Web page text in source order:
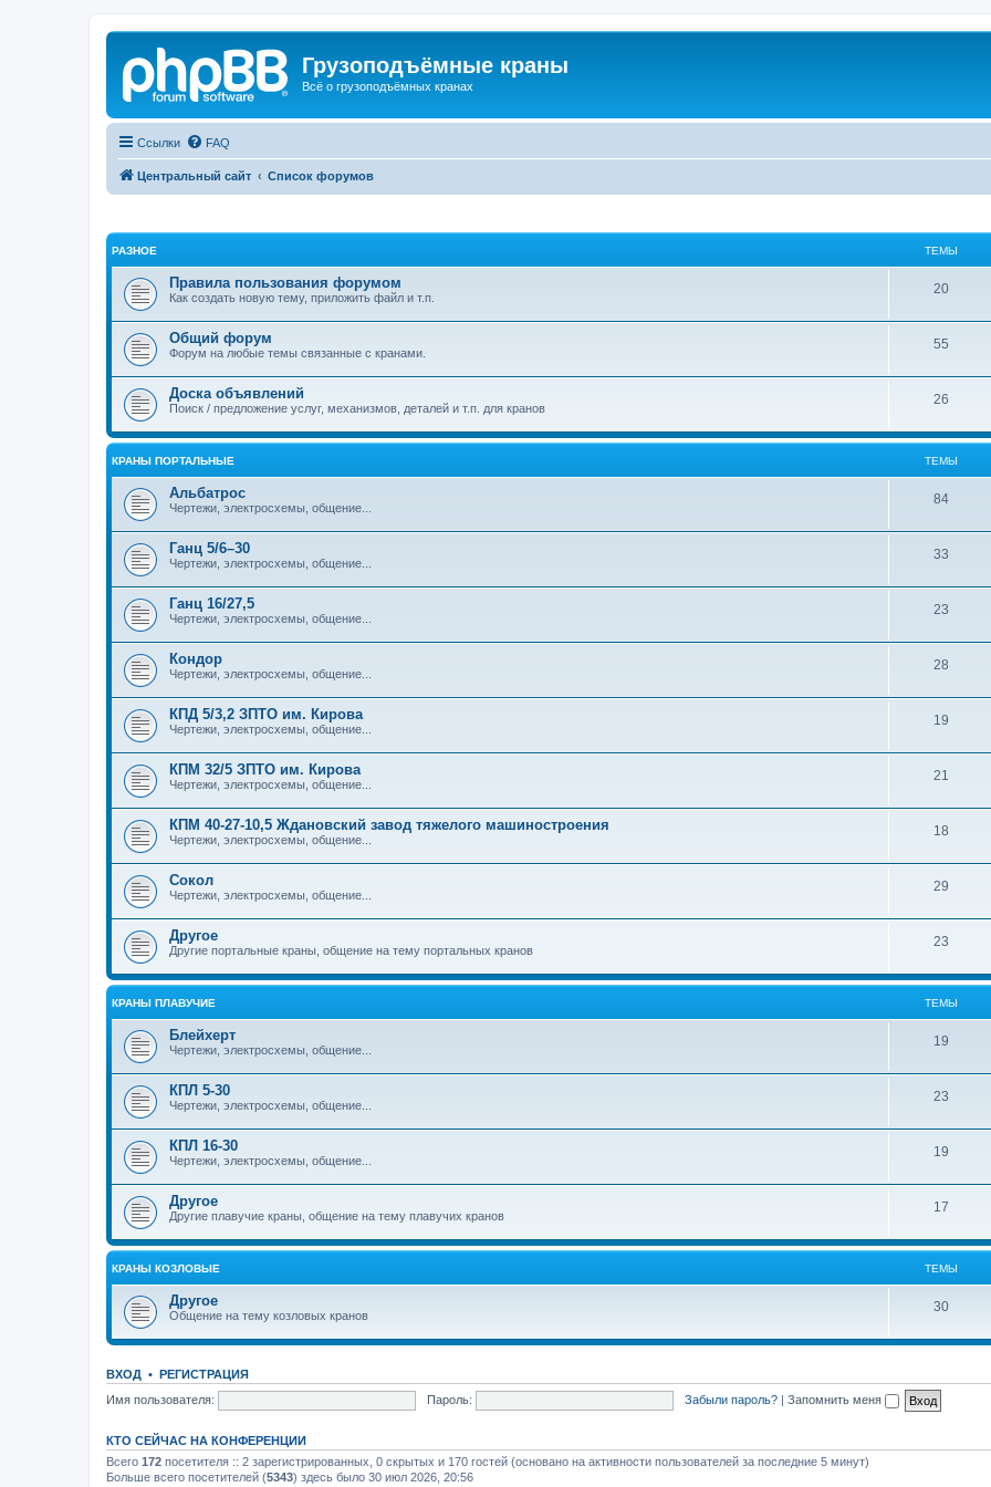
Грузоподъёмные краны
Всё о грузоподъёмных кранах
Ссылки FAQ
Центральный сайт Список форумов
РАЗНОЕ ТЕМЫ
Правила пользования форумом
Как создать новую тему, приложить файл и т.п.
20
Общий форум
Форум на любые темы связанные с кранами.
55
Доска объявлений
Поиск / предложение услуг, механизмов, деталей и т.п. для кранов
26
КРАНЫ ПОРТАЛЬНЫЕ ТЕМЫ
Альбатрос
Чертежи, электросхемы, общение...
84
Ганц 5/6–30
Чертежи, электросхемы, общение...
33
Ганц 16/27,5
Чертежи, электросхемы, общение...
23
Кондор
Чертежи, электросхемы, общение...
28
КПД 5/3,2 ЗПТО им. Кирова
Чертежи, электросхемы, общение...
19
КПМ 32/5 ЗПТО им. Кирова
Чертежи, электросхемы, общение...
21
КПМ 40-27-10,5 Ждановский завод тяжелого машиностроения
Чертежи, электросхемы, общение...
18
Сокол
Чертежи, электросхемы, общение...
29
Другое
Другие портальные краны, общение на тему портальных кранов
23
КРАНЫ ПЛАВУЧИЕ ТЕМЫ
Блейхерт
Чертежи, электросхемы, общение...
19
КПЛ 5-30
Чертежи, электросхемы, общение...
23
КПЛ 16-30
Чертежи, электросхемы, общение...
19
Другое
Другие плавучие краны, общение на тему плавучих кранов
17
КРАНЫ КОЗЛОВЫЕ ТЕМЫ
Другое
Общение на тему козловых кранов
30
ВХОД • РЕГИСТРАЦИЯ
Имя пользователя:
Пароль: Забыли пароль? | Запомнить меня
КТО СЕЙЧАС НА КОНФЕРЕНЦИИ
Всего 172 посетителя :: 2 зарегистрированных, 0 скрытых и 170 гостей (основано на активности пользователей за последние 5 минут)
Больше всего посетителей (5343) здесь было 30 июл 2026, 20:56